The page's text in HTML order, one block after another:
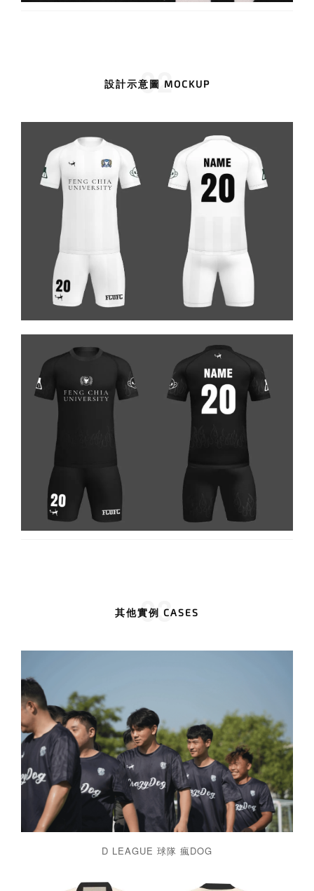
02
設計示意圖 MOCKUP
03
其他實例 CASES
D LEAGUE 球隊 瘋DOG